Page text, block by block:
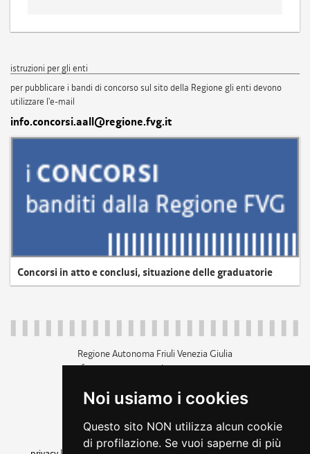
Noi usiamo i cookies
Questo sito NON utilizza alcun cookie
di profilazione. Se vuoi saperne di più
istruzioni per gli enti
per pubblicare i bandi di concorso sul sito della Regione gli enti devono
utilizzare l'e-mail
info.concorsi.aall@regione.fvg.it
Concorsi in atto e conclusi, situazione delle graduatorie
Regione Autonoma Friuli Venezia Giulia
c.f. 80014930327; p.iva 00526040324
+39 040 3771111
amministrazione trasparente